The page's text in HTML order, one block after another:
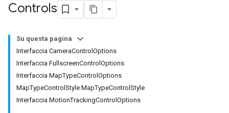
Controls
Su questa pagina
Interfaccia CameraControlOptions
Interfaccia FullscreenControlOptions
Interfaccia MapTypeControlOptions
MapTypeControlStyle MapTypeControlStyle
Interfaccia MotionTrackingControlOptions